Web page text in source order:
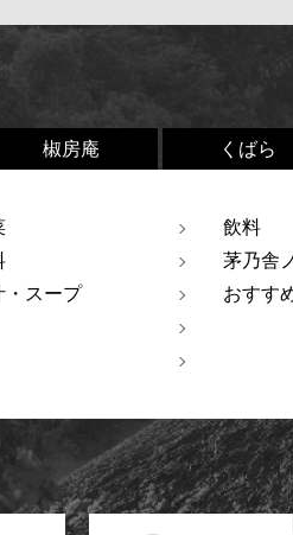
椒房庵 くばら
・スープ
飲料
茅乃舎
おすす